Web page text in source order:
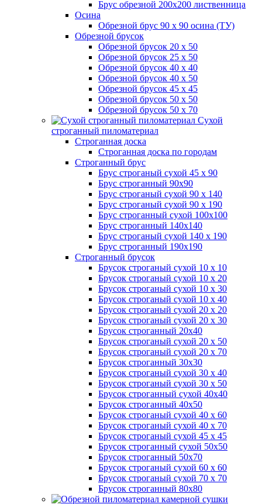
Брус обрезной 200х200 лиственница
Осина
Обрезной брус 90 х 90 осина (ТУ)
Обрезной брусок
Обрезной брусок 20 х 50
Обрезной брусок 25 х 50
Обрезной брусок 40 х 40
Обрезной брусок 40 х 50
Обрезной брусок 45 х 45
Обрезной брусок 50 х 50
Обрезной брусок 50 х 70
Сухой
строганный пиломатериал
Строганная доска
Строганная доска по городам
Строганный брус
Брус строганый сухой 45 х 90
Брус строганный 90х90
Брус строганый сухой 90 х 140
Брус строганый сухой 90 х 190
Брус строганный сухой 100х100
Брус строганный 140х140
Брус строганый сухой 140 х 190
Брус строганный 190х190
Строганный брусок
Брусок строганый сухой 10 х 10
Брусок строганый сухой 10 х 20
Брусок строганый сухой 10 х 30
Брусок строганый сухой 10 х 40
Брусок строганый сухой 20 х 20
Брусок строганый сухой 20 х 30
Брусок строганный 20х40
Брусок строганый сухой 20 х 50
Брусок строганый сухой 20 х 70
Брусок строганный 30х30
Брусок строганый сухой 30 х 40
Брусок строганый сухой 30 х 50
Брусок строганный сухой 40х40
Брусок строганный 40х50
Брусок строганый сухой 40 х 60
Брусок строганый сухой 40 х 70
Брусок строганый сухой 45 х 45
Брусок строганный сухой 50х50
Брусок строганный 50х70
Брусок строганый сухой 60 х 60
Брусок строганый сухой 70 х 70
Брусок строганный 80х80